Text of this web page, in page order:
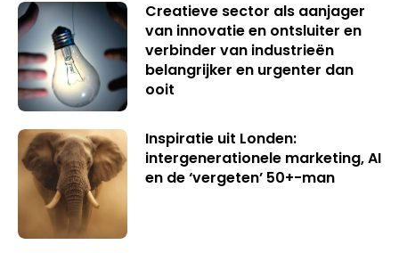
Creatieve sector als aanjager
van innovatie en ontsluiter en
verbinder van industrieën
belangrijker en urgenter dan
ooit
Inspiratie uit Londen:
intergenerationele marketing, AI
en de ‘vergeten’ 50+-man